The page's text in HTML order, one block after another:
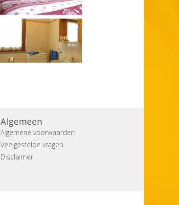
Algemeen
Algemene voorwaarden
Veelgestelde vragen
Disclaimer